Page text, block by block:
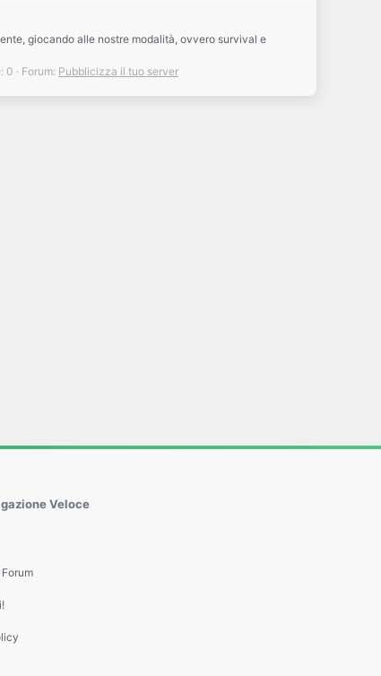
giocando alle nostre modalità, ovvero survival e
0 Forum: Pubblicizza il tuo server
Veloce